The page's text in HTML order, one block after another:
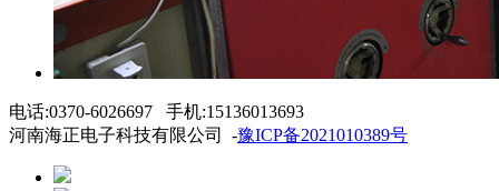
电话:0370-6026697 手机:15136013693
河南海正电子科技有限公司 -豫ICP备2021010389号